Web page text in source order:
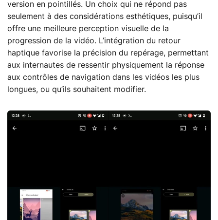
version en pointillés. Un choix qui ne répond pas
seulement à des considérations esthétiques, puisqu’il
offre une meilleure perception visuelle de la
progression de la vidéo. L’intégration du retour
haptique favorise la précision du repérage, permettant
aux internautes de ressentir physiquement la réponse
aux contrôles de navigation dans les vidéos les plus
longues, ou qu’ils souhaitent modifier.